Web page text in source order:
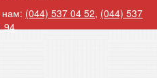
нам: (044) 537 04 52, (044) 537
94.